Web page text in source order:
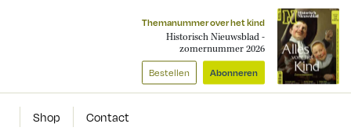
Themanummer over het kind
Historisch Nieuwsblad -
zomernummer 2026
Bestellen Abonneren
Shop Contact